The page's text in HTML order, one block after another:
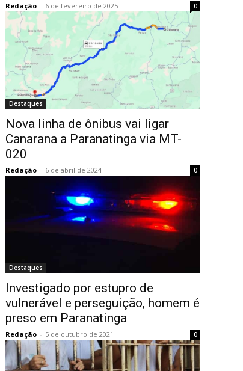
Redação - 6 de fevereiro de 2025 0
Destaques
Nova linha de ônibus vai ligar
Canarana a Paranatinga via MT-
020
Redação - 6 de abril de 2024 0
Destaques
Investigado por estupro de
vulnerável e perseguição, homem é
preso em Paranatinga
Redação - 5 de outubro de 2021 0